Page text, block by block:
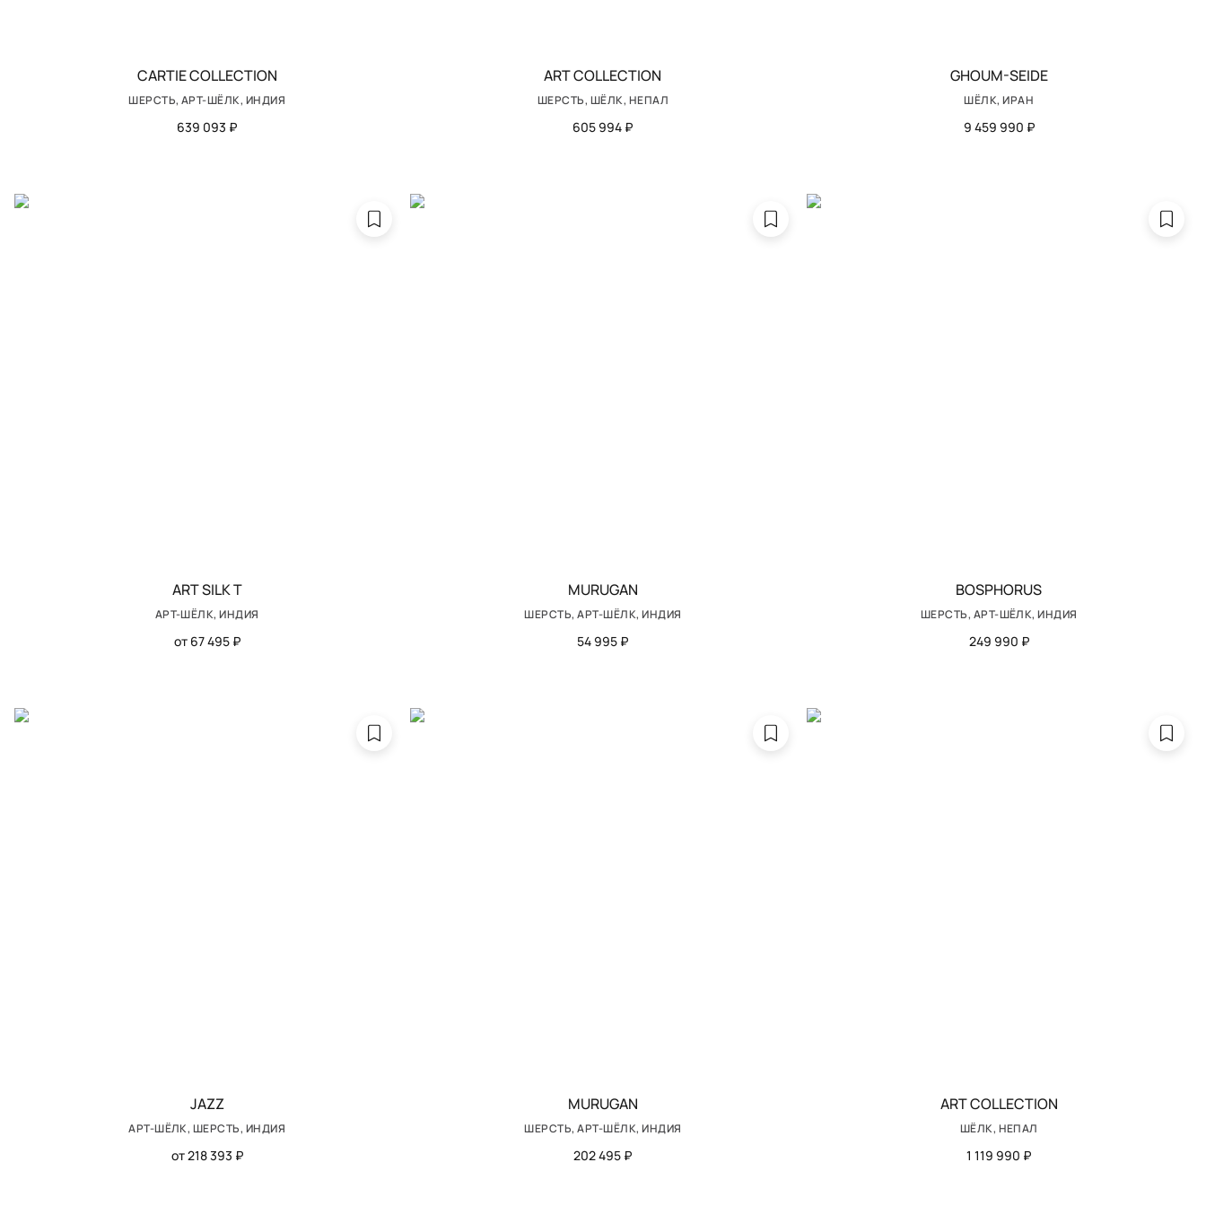
CARTIE COLLECTION
ШЕРСТЬ, АРТ-ШЁЛК, ИНДИЯ
639 093 ₽
ART COLLECTION
ШЕРСТЬ, ШЁЛК, НЕПАЛ
605 994 ₽
GHOUM-SEIDE
ШЁЛК, ИРАН
9 459 990 ₽
ART SILK T
АРТ-ШЁЛК, ИНДИЯ
от 67 495 ₽
MURUGAN
ШЕРСТЬ, АРТ-ШЁЛК, ИНДИЯ
54 995 ₽
BOSPHORUS
ШЕРСТЬ, АРТ-ШЁЛК, ИНДИЯ
249 990 ₽
JAZZ
АРТ-ШЁЛК, ШЕРСТЬ, ИНДИЯ
от 218 393 ₽
MURUGAN
ШЕРСТЬ, АРТ-ШЁЛК, ИНДИЯ
202 495 ₽
ART COLLECTION
ШЁЛК, НЕПАЛ
1 119 990 ₽